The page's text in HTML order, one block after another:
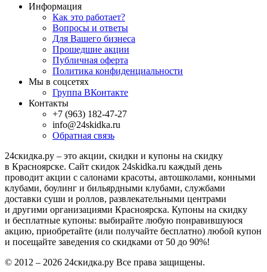
Информация
Как это работает?
Вопросы и ответы
Для Вашего бизнеса
Прошедшие акции
Публичная оферта
Политика конфиденциальности
Мы в соцсетях
Группа ВКонтакте
Контакты
+7 (963) 182-47-27
info@24skidka.ru
Обратная связь
24скидка.ру – это акции, скидки и купоны на скидку
в Красноярске. Сайт скидок 24skidka.ru каждый день
проводит акции с салонами красоты, автошколами, конными
клубами, боулинг и бильярдными клубами, службами
доставки суши и роллов, развлекательными центрами
и другими организациями Красноярска. Купоны на скидку
и бесплатные купоны: выбирайте любую понравившуюся
акцию, приобретайте (или получайте бесплатно) любой купон
и посещайте заведения со скидками от 50 до 90%!
© 2012 – 2026 24скидка.ру Все права защищены.